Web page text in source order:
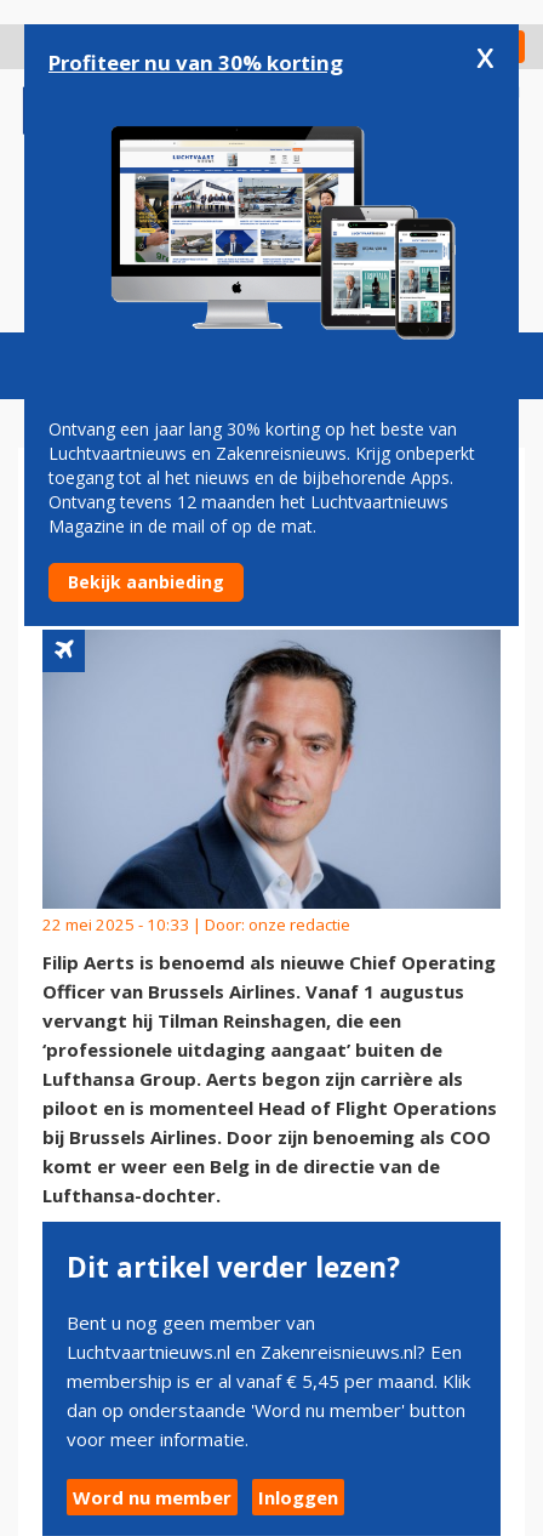
gaan
Check in
Magazine Podcasts Vacatures
BRUSSELS AIRLINES KRIJGT
MET FILIP AERTS WEER EEN
BELG IN DE DIRECTIE
22 mei 2025 - 10:33 | Door: onze redactie
Filip Aerts is benoemd als nieuwe Chief Operating
Officer van Brussels Airlines. Vanaf 1 augustus
vervangt hij Tilman Reinshagen, die een
‘professionele uitdaging aangaat’ buiten de
Lufthansa Group. Aerts begon zijn carrière als
piloot en is momenteel Head of Flight Operations
bij Brussels Airlines. Door zijn benoeming als COO
komt er weer een Belg in de directie van de
Lufthansa-dochter.
Dit artikel verder lezen?
Bent u nog geen member van
Luchtvaartnieuws.nl en Zakenreisnieuws.nl? Een
membership is er al vanaf € 5,45 per maand. Klik
dan op onderstaande 'Word nu member' button
voor meer informatie.
Word nu member Inloggen
Profiteer nu van 30% korting x
Ontvang een jaar lang 30% korting op het beste van
Luchtvaartnieuws en Zakenreisnieuws. Krijg onbeperkt
toegang tot al het nieuws en de bijbehorende Apps.
Ontvang tevens 12 maanden het Luchtvaartnieuws
Magazine in de mail of op de mat.
Bekijk aanbieding